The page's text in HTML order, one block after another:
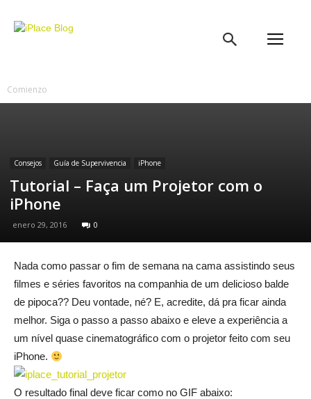
Comienzo
Consejos Guía de Supervivencia iPhone
Tutorial – Faça um Projetor com o
iPhone
enero 29, 2016 0
Nada como passar o fim de semana na cama assistindo seus
filmes e séries favoritos na companhia de um delicioso balde
de pipoca?? Deu vontade, né? E, acredite, dá pra ficar ainda
melhor. Siga o passo a passo abaixo e eleve a experiência a
um nível quase cinematográfico com o projetor feito com seu
iPhone.
O resultado final deve ficar como no GIF abaixo: